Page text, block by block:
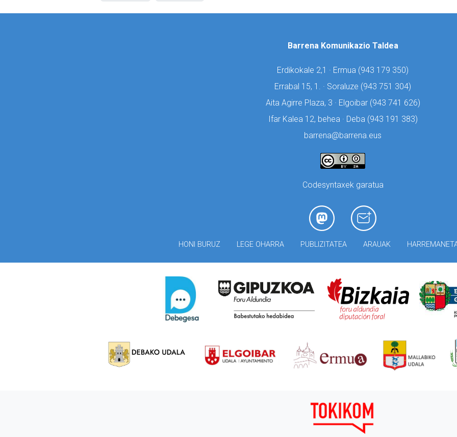
Barrena Komunikazio Taldea
Erdikokale 2,1 · Ermua (943 179 350)
Errabal 15, 1. · Soraluze (943 751 304)
Aita Agirre Plaza, 3 · Elgoibar (943 741 626)
Ifar Kalea 12, behea · Deba (943 191 383)
barrena@barrena.eus
Codesyntaxek garatua
HONI BURUZ LEGE OHARRA PUBLIZITATEA ARAUAK